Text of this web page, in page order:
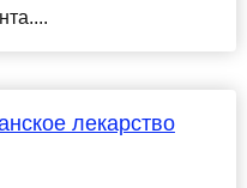
лекарство